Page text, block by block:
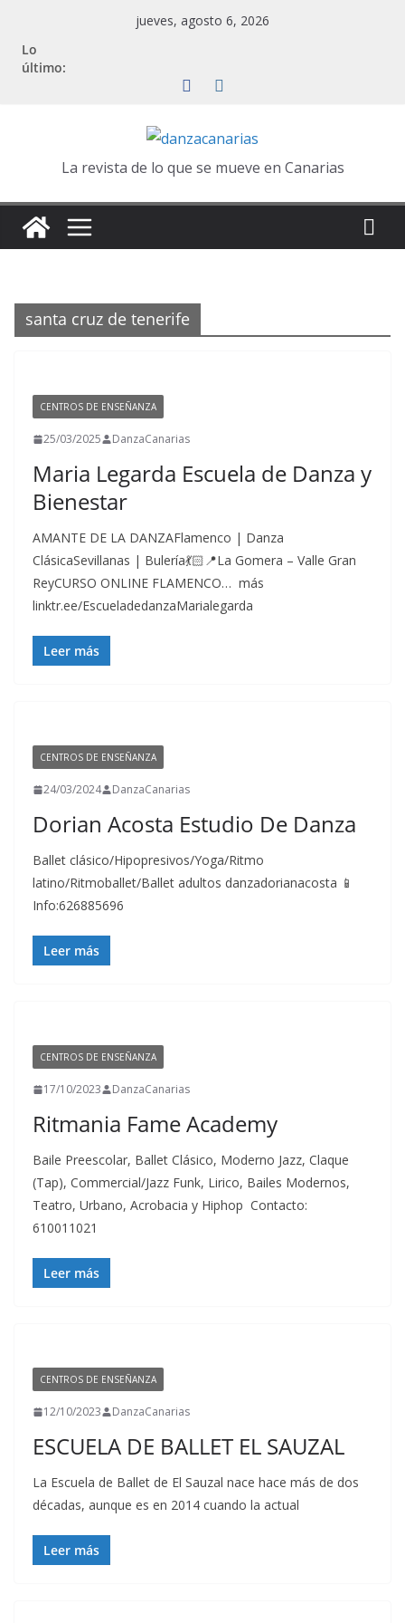
contenido
jueves, agosto 6, 2026
Lo
último:
La revista de lo que se mueve en Canarias
santa cruz de tenerife
CENTROS DE ENSEÑANZA
25/03/2025 DanzaCanarias
Maria Legarda Escuela de Danza y
Bienestar
AMANTE DE LA DANZAFlamenco | Danza
ClásicaSevillanas | Bulería💃🏻📍La Gomera – Valle Gran
ReyCURSO ONLINE FLAMENCO… más
linktr.ee/EscueladedanzaMarialegarda
Leer más
CENTROS DE ENSEÑANZA
24/03/2024 DanzaCanarias
Dorian Acosta Estudio De Danza
Ballet clásico/Hipopresivos/Yoga/Ritmo
latino/Ritmoballet/Ballet adultos danzadorianacosta 📱
Info:626885696
Leer más
CENTROS DE ENSEÑANZA
17/10/2023 DanzaCanarias
Ritmania Fame Academy
Baile Preescolar, Ballet Clásico, Moderno Jazz, Claque
(Tap), Commercial/Jazz Funk, Lirico, Bailes Modernos,
Teatro, Urbano, Acrobacia y Hiphop Contacto:
610011021
Leer más
CENTROS DE ENSEÑANZA
12/10/2023 DanzaCanarias
ESCUELA DE BALLET EL SAUZAL
La Escuela de Ballet de El Sauzal nace hace más de dos
décadas, aunque es en 2014 cuando la actual
Leer más